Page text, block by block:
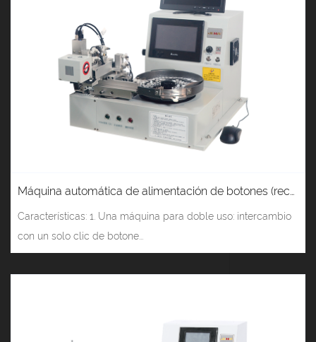
Máquina automática de alimentación de botones (reconocimiento de LOGOTIPO) JM-998S
Características: 1. Una máquina para doble uso: intercambio
con un solo clic de botone...